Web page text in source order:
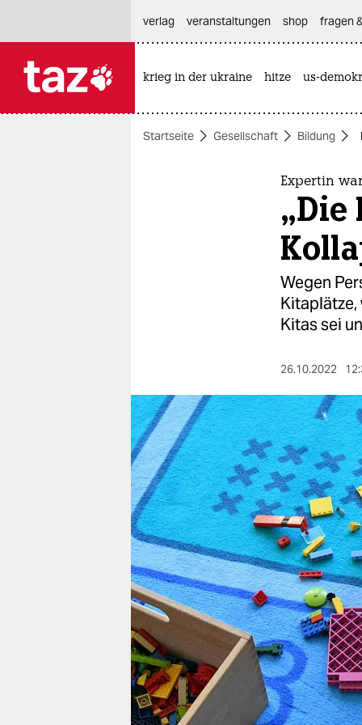
themen
nord
wahrheit
verlag
verlag
veranstaltungen
shop
fragen & hilfe
unterstützen
abo
genossenschaft
verlag
veranstaltungen shop fragen
krieg in der ukraine hitze us-
Startseite Gesellschaft Bildung
Expertin
„Die
Wegen
Kitaplätze,
Kitas sei
26.10.2022